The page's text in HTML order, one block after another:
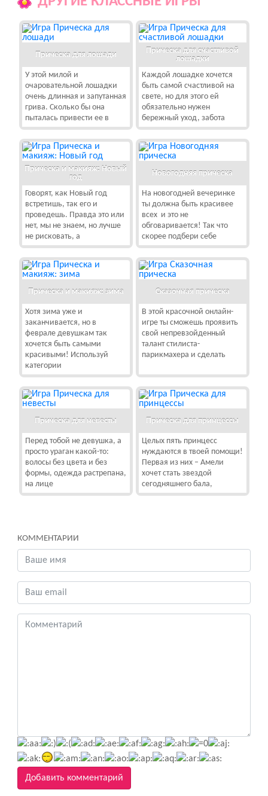
Прическа для лошади
У этой милой и
очаровательной лошадки
очень длинная и запутанная
грива. Сколько бы она
пыталась привести ее в
Прическа для счастливой
лошадки
Каждой лошадке хочется
быть самой счастливой на
свете, но для этого ей
обязательно нужен
бережный уход, забота
Прическа и макияж: Новый
год
Говорят, как Новый год
встретишь, так его и
проведешь. Правда это или
нет, мы не знаем, но лучше
не рисковать, а
Новогодняя прическа
На новогодней вечеринке
ты должна быть красивее
всех и это не
обговаривается! Так что
скорее подбери себе
Прическа и макияж: зима
Хотя зима уже и
заканчивается, но в
феврале девушкам так
хочется быть самыми
красивыми! Используй
категории
Сказочная прическа
В этой красочной онлайн-
игре ты сможешь проявить
свой непревзойденный
талант стилиста-
парикмахера и сделать
Прическа для невесты
Перед тобой не девушка, а
просто ураган какой-то:
волосы без цвета и без
формы, одежда растрепана,
на лице
Прическа для принцессы
Целых пять принцесс
нуждаются в твоей помощи!
Первая из них – Амели
хочет стать звездой
сегодняшнего бала,
КОММЕНТАРИИ
Добавить комментарий